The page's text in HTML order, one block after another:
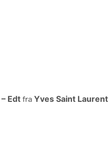
Edt fra Yves Saint Laurent